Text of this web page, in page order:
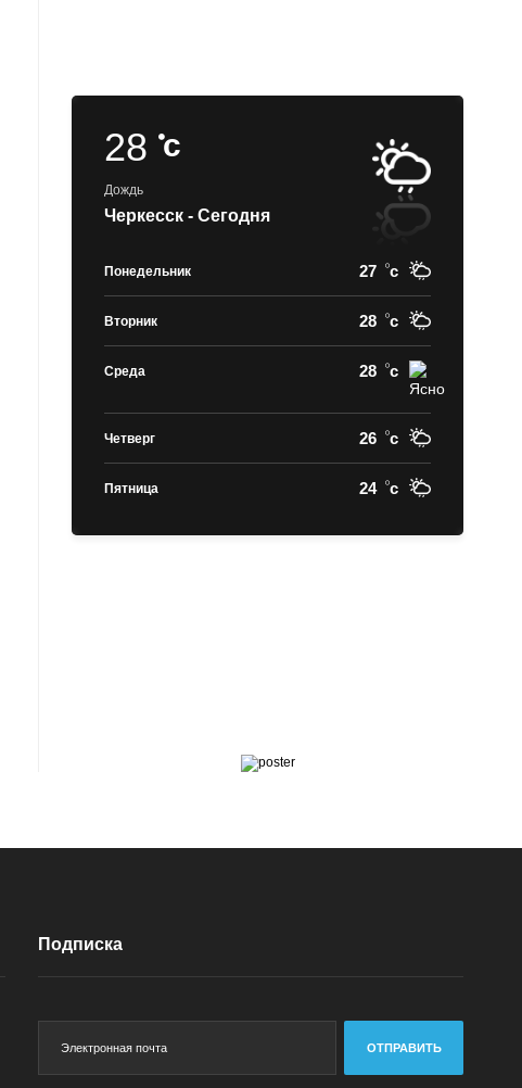
28c
Дождь
Черкесск - Сегодня
Понедельник 27 c
Вторник 28 c
Среда 28 c
Четверг 26 c
Пятница 24 c
Подписка
ОТПРАВИТЬ